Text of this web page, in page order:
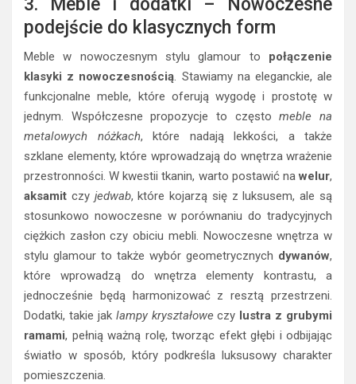
3. Meble i dodatki – Nowoczesne
podejście do klasycznych form
Meble w nowoczesnym stylu glamour to połączenie
klasyki z nowoczesnością. Stawiamy na eleganckie, ale
funkcjonalne meble, które oferują wygodę i prostotę w
jednym. Współczesne propozycje to częstomeble na
metalowych nóżkach, które nadają lekkości, a także
szklane elementy, które wprowadzają do wnętrza wrażenie
przestronności. W kwestii tkanin, warto postawić nawelur,
aksamit czy jedwab, które kojarzą się z luksusem, ale są
stosunkowo nowoczesne w porównaniu do tradycyjnych
ciężkich zasłon czy obiciu mebli. Nowoczesne wnętrza w
stylu glamour to także wybór geometrycznych dywanów,
które wprowadzą do wnętrza elementy kontrastu, a
jednocześnie będą harmonizować z resztą przestrzeni.
Dodatki, takie jak lampy kryształowe czy lustra z grubymi
ramami, pełnią ważną rolę, tworząc efekt głębi i odbijając
światło w sposób, który podkreśla luksusowy charakter
pomieszczenia.